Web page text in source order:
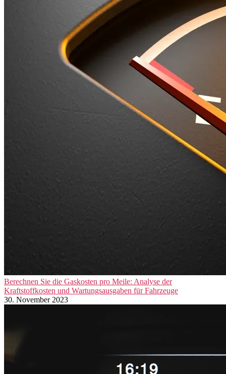
Berechnen Sie die Gaskosten pro Meile: Analyse der
Kraftstoffkosten und Wartungsausgaben für Fahrzeuge
30. November 2023